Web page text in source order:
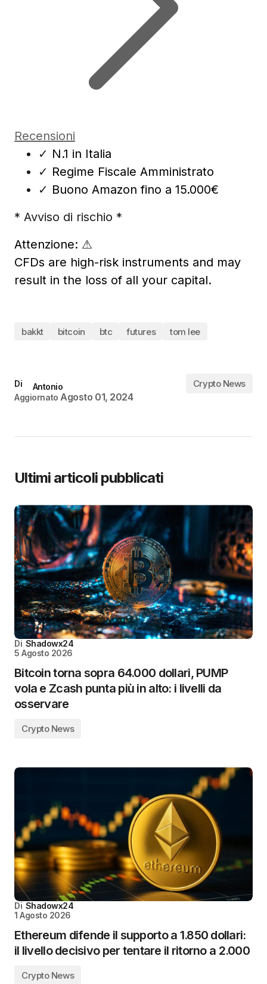
Recensioni
✓ N.1 in Italia
✓ Regime Fiscale Amministrato
✓ Buono Amazon fino a 15.000€
* Avviso di rischio *
Attenzione: ⚠
CFDs are high-risk instruments and may
result in the loss of all your capital.
bakkt bitcoin btc futures tom lee
Di
Antonio
Aggiornato Agosto 01, 2024
Crypto News
Ultimi articoli pubblicati
Di Shadowx24
5 Agosto 2026
Bitcoin torna sopra 64.000 dollari, PUMP
vola e Zcash punta più in alto: i livelli da
osservare
Crypto News
Di Shadowx24
1 Agosto 2026
Ethereum difende il supporto a 1.850 dollari:
il livello decisivo per tentare il ritorno a 2.000
Crypto News